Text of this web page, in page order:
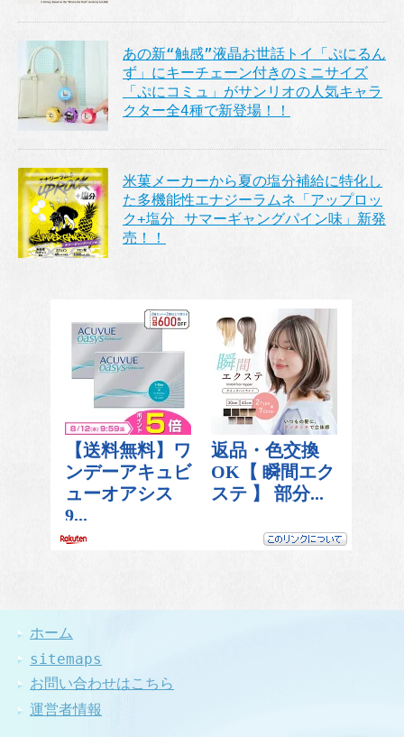
あの新“触感”液晶お世話トイ「ぷにるん
ず」にキーチェーン付きのミニサイズ
「ぷにコミュ」がサンリオの人気キャラ
クター全4種で新登場！！
米菓メーカーから夏の塩分補給に特化し
た多機能性エナジーラムネ「アップロッ
ク+塩分 サマーギャングパイン味」新発
売！！
ホーム
sitemaps
お問い合わせはこちら
運営者情報